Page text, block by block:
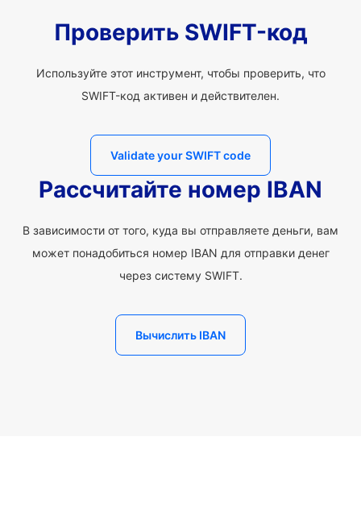
Проверить SWIFT-код
Используйте этот инструмент, чтобы проверить, что
SWIFT-код активен и действителен.
Validate your SWIFT code
Рассчитайте номер IBAN
В зависимости от того, куда вы отправляете деньги, вам
может понадобиться номер IBAN для отправки денег
через систему SWIFT.
Вычислить IBAN